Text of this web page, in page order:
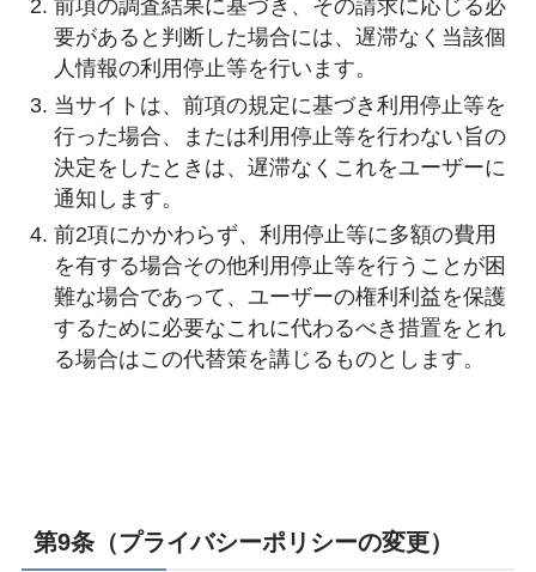
前項の調査結果に基づき、その請求に応じる必
要があると判断した場合には、遅滞なく当該個
人情報の利用停止等を行います。
当サイトは、前項の規定に基づき利用停止等を
行った場合、または利用停止等を行わない旨の
決定をしたときは、遅滞なくこれをユーザーに
通知します。
前2項にかかわらず、利用停止等に多額の費用
を有する場合その他利用停止等を行うことが困
難な場合であって、ユーザーの権利利益を保護
するために必要なこれに代わるべき措置をとれ
る場合はこの代替策を講じるものとします。
第9条（プライバシーポリシーの変更）